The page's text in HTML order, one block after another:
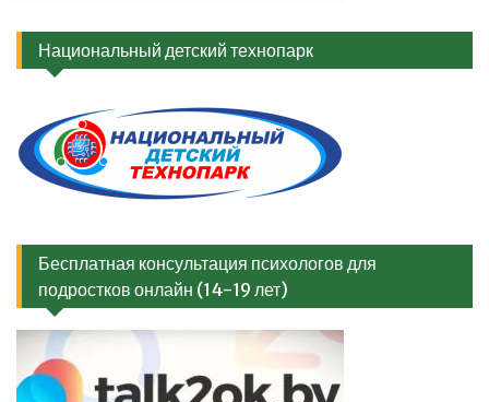
Национальный детский технопарк
Бесплатная консультация психологов для
подростков онлайн (14-19 лет)